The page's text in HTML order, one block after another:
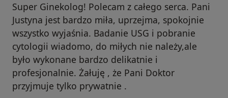
Super Ginekolog! Polecam z całego serca. Pani
Justyna jest bardzo miła, uprzejma, spokojnie
wszystko wyjaśnia. Badanie USG i pobranie
cytologii wiadomo, do miłych nie należy,ale
było wykonane bardzo delikatnie i
profesjonalnie. Żałuję , że Pani Doktor
przyjmuje tylko prywatnie .